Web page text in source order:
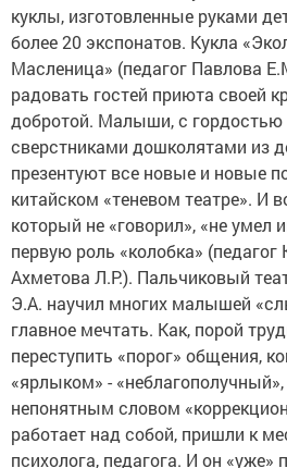
куклы, изготовленные руками
более 20 экспонатов. Кукла
Масленица» (педагог Павлова
радовать гостей приюта своей
добротой. Малыши, с гордостью
сверстниками дошколятами из
презентуют все новые и новые
китайском «теневом театре». И
который не «говорил», «не умел
первую роль «колобка»
Ахметова Л.Р.). Пальчиковый
Э.А. научил многих малышей
главное мечтать. Как, порой
переступить «порог» общения,
«ярлыком» -
непонятным словом
работает над собой, пришли к
психолога, педагога. И он